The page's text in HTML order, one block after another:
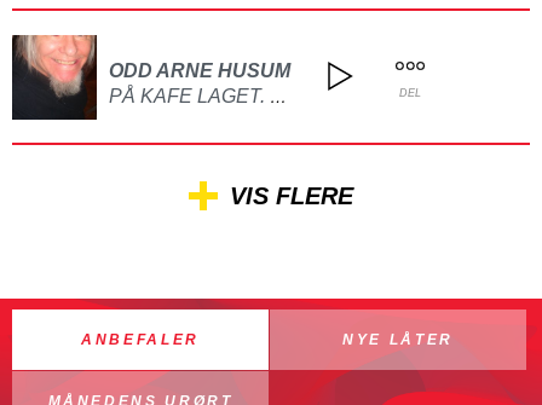
ODD ARNE HUSUM
PÅ KAFE LAGET. PÅ GITAR DEL
VIS FLERE
ANBEFALER NYE LÅTER
MÅNEDENS URØRT